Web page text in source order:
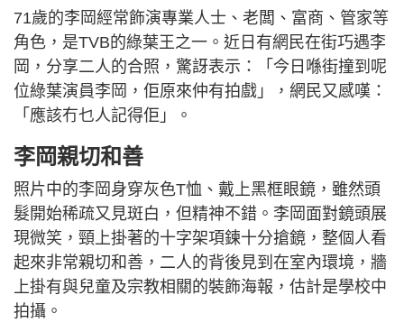
71歲的李岡經常飾演專業人士、老闆、富商、管家等
角色，是TVB的綠葉王之一。近日有網民在街巧遇李
岡，分享二人的合照，驚訝表示：「今日喺街撞到呢
位綠葉演員李岡，佢原來仲有拍戲」，網民又感嘆：
「應該冇乜人記得佢」。
李岡親切和善
照片中的李岡身穿灰色T恤、戴上黑框眼鏡，雖然頭
髮開始稀疏又見斑白，但精神不錯。李岡面對鏡頭展
現微笑，頸上掛著的十字架項鍊十分搶鏡，整個人看
起來非常親切和善，二人的背後見到在室內環境，牆
上掛有與兒童及宗教相關的裝飾海報，估計是學校中
拍攝。